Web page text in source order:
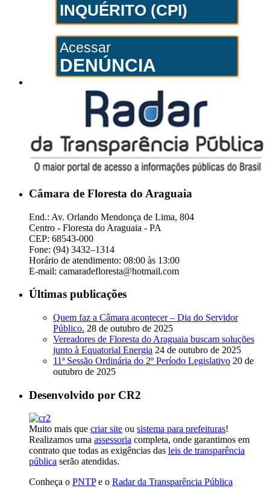
INQUÉRITO (CPI)
Acessar
DENÚNCIA
Câmara de Floresta do Araguaia
End.: Av. Orlando Mendonça de Lima, 804
Centro - Floresta do Araguaia - PA
CEP: 68543-000
Fone: (94) 3432–1314
Horário de atendimento: 08:00 às 13:00
E-mail: camaradefloresta@hotmail.com
Últimas publicações
Quem faz a Câmara acontecer – Dia do Servidor
Público. 28 de outubro de 2025
Vereadores de Floresta do Araguaia buscam soluções
junto à Equatorial Energia 24 de outubro de 2025
11ª Sessão Ordinária do 2º Período Legislativo 20 de
outubro de 2025
Desenvolvido por CR2
Muito mais que criar site ou sistema para prefeituras!
Realizamos uma assessoria completa, onde garantimos em
contrato que todas as exigências das leis de transparência
pública serão atendidas.
Conheça o PNTPe o Radar da Transparência Pública